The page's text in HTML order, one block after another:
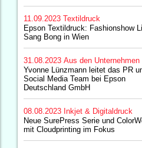
11.09.2023 Textildruck
Epson Textildruck: Fashionshow
Sang Bong in Wien
31.08.2023 Aus den Unternehmen
Yvonne Lünzmann leitet das PR
Social Media Team bei Epson
Deutschland GmbH
08.08.2023 Inkjet & Digitaldruck
Neue SurePress Serie und
mit Cloudprinting im Fokus